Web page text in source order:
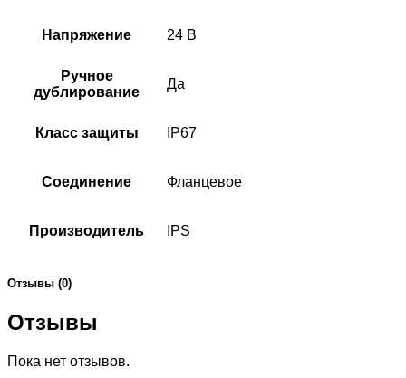
Напряжение 24 В
Ручное
дублирование
Да
Класс защиты IP67
Соединение Фланцевое
Производитель IPS
Отзывы (0)
Отзывы
Пока нет отзывов.